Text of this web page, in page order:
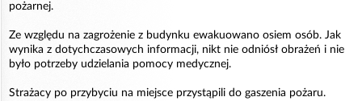
pożarnej.
Ze względu na zagrożenie z budynku ewakuowano osiem osób. Jak
wynika z dotychczasowych informacji, nikt nie odniósł obrażeń i nie
było potrzeby udzielania pomocy medycznej.
Strażacy po przybyciu na miejsce przystąpili do gaszenia pożaru.